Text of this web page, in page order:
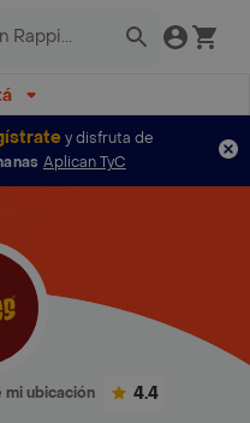
y disfruta de
Aplican TyC
mi ubicación 4.4